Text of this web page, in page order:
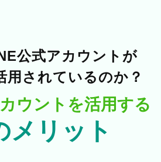
公式アカウントが
用されているのか？
ウントを活用する
メリット